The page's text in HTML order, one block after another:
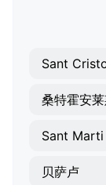
Sant
桑特霍安
Sant Marti
贝萨卢